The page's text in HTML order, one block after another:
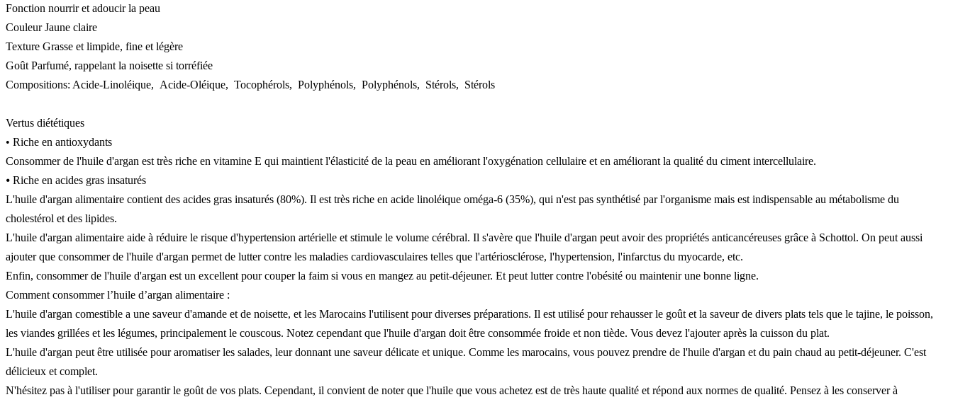
Fonction nourrir et adoucir la peau
Couleur Jaune claire
Texture Grasse et limpide, fine et légère
Goût Parfumé, rappelant la noisette si torréfiée
Compositions: Acide-Linoléique, Acide-Oléique, Tocophérols, Polyphénols, Polyphénols, Stérols, Stérols
Vertus diététiques
• Riche en antioxydants
Consommer de l'huile d'argan est très riche en vitamine E qui maintient l'élasticité de la peau en améliorant l'oxygénation cellulaire et en améliorant la qualité du ciment intercellulaire.
⦁ Riche en acides gras insaturés
L'huile d'argan alimentaire contient des acides gras insaturés (80%). Il est très riche en acide linoléique oméga-6 (35%), qui n'est pas synthétisé par l'organisme mais est indispensable au métabolisme du
cholestérol et des lipides.
L'huile d'argan alimentaire aide à réduire le risque d'hypertension artérielle et stimule le volume cérébral. Il s'avère que l'huile d'argan peut avoir des propriétés anticancéreuses grâce à Schottol. On peut aussi
ajouter que consommer de l'huile d'argan permet de lutter contre les maladies cardiovasculaires telles que l'artériosclérose, l'hypertension, l'infarctus du myocarde, etc.
Enfin, consommer de l'huile d'argan est un excellent pour couper la faim si vous en mangez au petit-déjeuner. Et peut lutter contre l'obésité ou maintenir une bonne ligne.
Comment consommer l’huile d’argan alimentaire :
L'huile d'argan comestible a une saveur d'amande et de noisette, et les Marocains l'utilisent pour diverses préparations. Il est utilisé pour rehausser le goût et la saveur de divers plats tels que le tajine, le poisson,
les viandes grillées et les légumes, principalement le couscous. Notez cependant que l'huile d'argan doit être consommée froide et non tiède. Vous devez l'ajouter après la cuisson du plat.
L'huile d'argan peut être utilisée pour aromatiser les salades, leur donnant une saveur délicate et unique. Comme les marocains, vous pouvez prendre de l'huile d'argan et du pain chaud au petit-déjeuner. C'est
délicieux et complet.
N'hésitez pas à l'utiliser pour garantir le goût de vos plats. Cependant, il convient de noter que l'huile que vous achetez est de très haute qualité et répond aux normes de qualité. Pensez à les conserver à